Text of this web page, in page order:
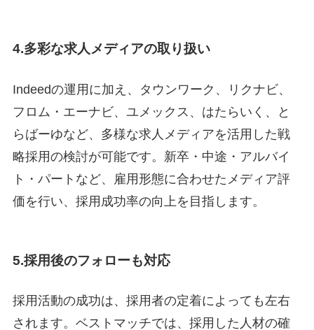
4.多彩な求人メディアの取り扱い
Indeedの運用に加え、タウンワーク、リクナビ、
フロム・エーナビ、ユメックス、はたらいく、と
らばーゆなど、多様な求人メディアを活用した戦
略採用の検討が可能です。新卒・中途・アルバイ
ト・パートなど、雇用形態に合わせたメディア評
価を行い、採用成功率の向上を目指します。
5.採用後のフォローも対応
採用活動の成功は、採用者の定着によっても左右
されます。ベストマッチでは、採用した人材の確